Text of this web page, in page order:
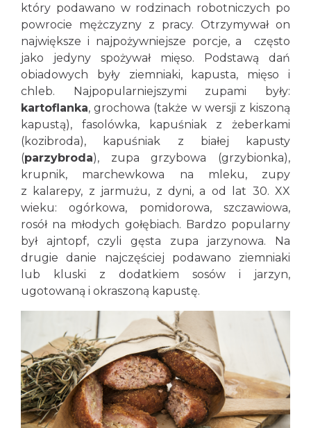
który podawano w rodzinach robotniczych po
powrocie mężczyzny z pracy. Otrzymywał on
największe i najpożywniejsze porcje, a często
jako jedyny spożywał mięso. Podstawą dań
obiadowych były ziemniaki, kapusta, mięso i
chleb. Najpopularniejszymi zupami były:
kartoflanka, grochowa (także w wersji z kiszoną
kapustą), fasolówka, kapuśniak z żeberkami
(kozibroda), kapuśniak z białej kapusty
(parzybroda), zupa grzybowa (grzybionka),
krupnik, marchewkowa na mleku, zupy
z kalarepy, z jarmużu, z dyni, a od lat 30. XX
wieku: ogórkowa, pomidorowa, szczawiowa,
rosół na młodych gołębiach. Bardzo popularny
był ajntopf, czyli gęsta zupa jarzynowa. Na
drugie danie najczęściej podawano ziemniaki
lub kluski z dodatkiem sosów i jarzyn,
ugotowaną i okraszoną kapustę.